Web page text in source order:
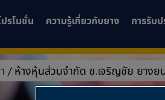
ปรโมชั่น ความรู้เกี่ยวกับยาง การรับป
/ ห้างหุ้นส่วนจำกัด ช.เจริญชัย ยางย